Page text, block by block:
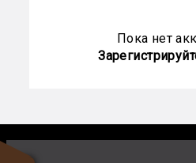
Пока нет